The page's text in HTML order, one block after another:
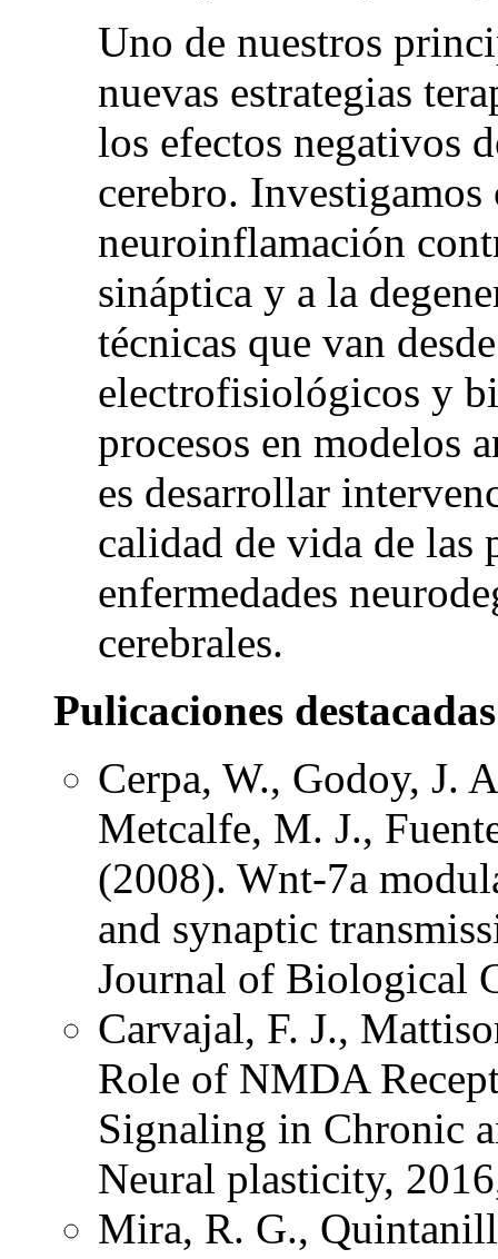
Uno de nuestros
nuevas estrategias
los efectos negativos
cerebro.
neuroinflamación
sináptica y a la
técnicas que van
electrofisiológicos y
procesos en modelos
es desarrollar
calidad de vida de las
enfermedades
cerebrales.
Pulicaciones destacadas
Cerpa, W., Godoy, J.
Metcalfe, M. J.,
(2008). Wnt-7a
and synaptic
Journal of Biological
Carvajal, F. J.,
Role of NMDA
Signaling in Chronic
Neural plasticity,
Mira, R. G.,